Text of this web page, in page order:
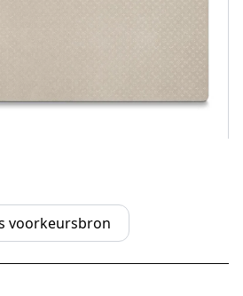
voorkeursbron